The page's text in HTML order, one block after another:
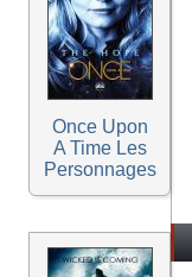
Once Upon
A Time Les
Personnages